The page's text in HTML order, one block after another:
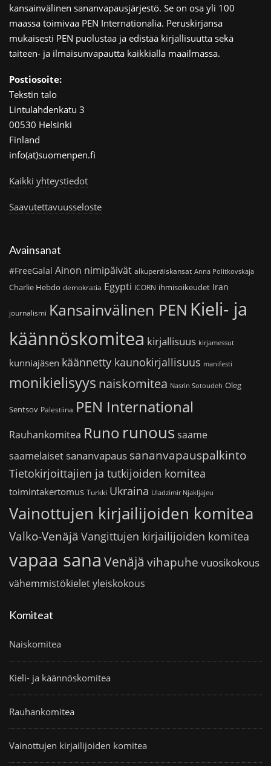
kansainvälinen sananvapausjärjestö. Se on osa yli 100
maassa toimivaa PEN Internationalia. Peruskirjansa
mukaisesti PEN puolustaa ja edistää kirjallisuutta sekä
taiteen- ja ilmaisunvapautta kaikkialla maailmassa.
Postiosoite:
Tekstin talo
Lintulahdenkatu 3
00530 Helsinki
Finland
info(at)suomenpen.fi
Kaikki yhteystiedot
Saavutettavuusseloste
Avainsanat
#FreeGalal Ainon nimipäivät alkuperäiskansat Anna Politkovskaja
Charlie Hebdo demokratia Egypti ICORN ihmisoikeudet Iran
journalismi Kansainvälinen PEN Kieli- ja
käännöskomitea kirjallisuus kirjamessut
kunniajäsen käännetty kaunokirjallisuus manifesti
monikielisyys naiskomitea Nasrin Sotoudeh Oleg
Sentsov Palestiina PEN International
Rauhankomitea Runo runoussaame
saamelaiset sananvapaus sananvapauspalkinto
Tietokirjoittajien ja tutkijoiden komitea
toimintakertomus Turkki Ukraina Uladzimir Njakljajeu
Vainottujen kirjailijoiden komitea
Valko-Venäjä Vangittujen kirjailijoiden komitea
vapaa sana Venäjä vihapuhe vuosikokous
vähemmistökieletyleiskokous
Komiteat
Naiskomitea
Kieli- ja käännöskomitea
Rauhankomitea
Vainottujen kirjailijoiden komitea